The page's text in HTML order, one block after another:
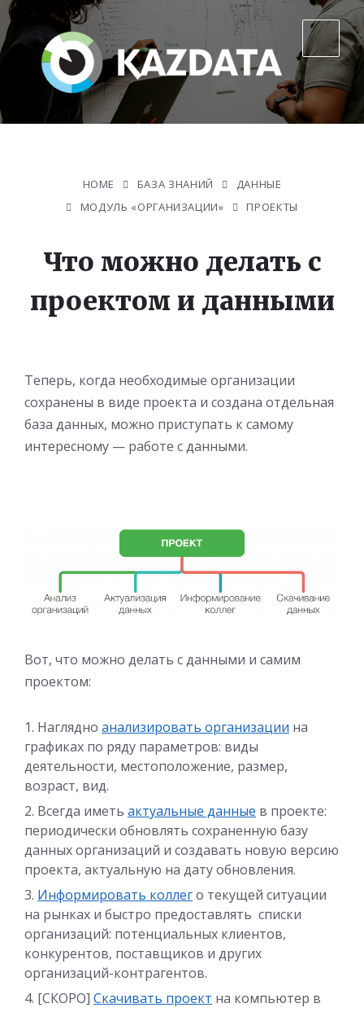
HOME БАЗА ЗНАНИЙ
ДАННЫЕ
МОДУЛЬ «ОРГАНИЗАЦИИ»
ПРОЕКТЫ
Что можно делать с
проектом и данными
Теперь, когда необходимые организации
сохранены в виде проекта и создана отдельная
база данных, можно приступать к самому
интересному — работе с данными.
Вот, что можно делать с данными и самим
проектом:
Наглядно анализировать организации на
графиках по ряду параметров: виды
деятельности, местоположение, размер,
возраст, вид.
Всегда иметь актуальные данные в проекте:
периодически обновлять сохраненную базу
данных организаций и создавать новую версию
проекта, актуальную на дату обновления.
Информировать коллего текущей ситуации
на рынках и быстро предоставлять списки
организаций: потенциальных клиентов,
конкурентов, поставщиков и других
организаций-контрагентов.
[СКОРО] Скачивать проект на компьютер в